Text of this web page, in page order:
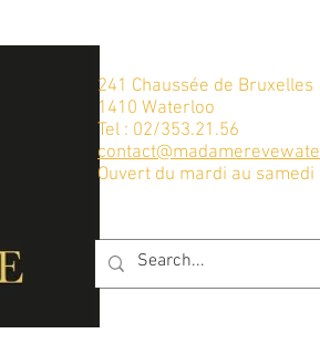
241 Chaussée de Bruxelles
1410 Waterloo
Tel : 02/353.21.56
Ouvert du mardi au samedi